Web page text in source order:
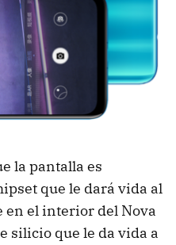
la pantalla es
que le dará vida al
en el interior del Nova
silicio que le da vida a